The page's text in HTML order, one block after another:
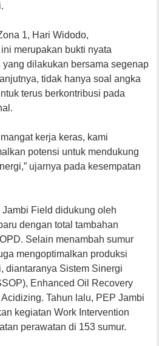
1, Hari Widodo,
merupakan bukti nyata
dilakukan bersama segenap
tidak hanya soal angka
terus berkontribusi pada
kerja keras, kami
potensi untuk mendukung
ujarnya pada kesempatan
Field didukung oleh
dengan total tambahan
Selain menambah sumur
mengoptimalkan produksi
diantaranya Sistem Sinergi
Enhanced Oil Recovery
Tahun lalu, PEP Jambi
kegiatan Work Intervention
perawatan di 153 sumur.